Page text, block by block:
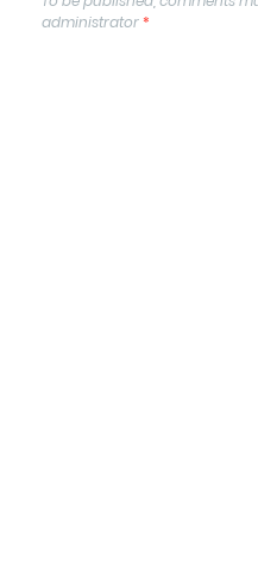
administrator*